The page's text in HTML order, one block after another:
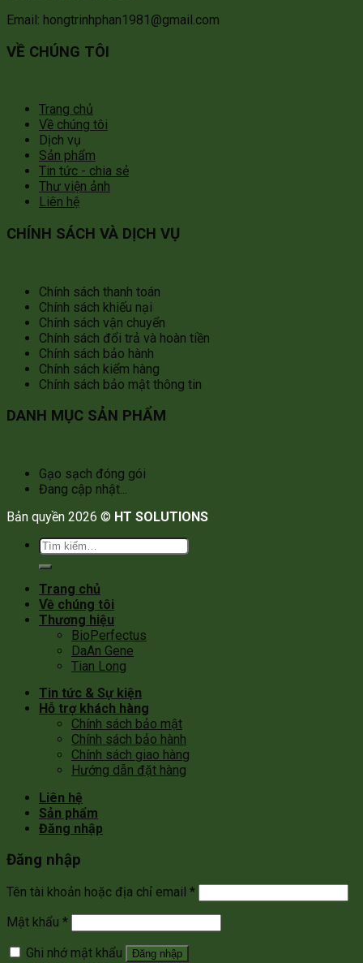
Email: hongtrinhphan1981@gmail.com
VỀ CHÚNG TÔI
Trang chủ
Về chúng tôi
Dịch vụ
Sản phẩm
Tin tức - chia sẻ
Thư viện ảnh
Liên hệ
CHÍNH SÁCH VÀ DỊCH VỤ
Chính sách thanh toán
Chính sách khiếu nại
Chính sách vận chuyển
Chính sách đổi trả và hoàn tiền
Chính sách bảo hành
Chính sách kiểm hàng
Chính sách bảo mật thông tin
DANH MỤC SẢN PHẨM
Gạo sạch đóng gói
Đang cập nhật...
Bản quyền 2026 © HT SOLUTIONS
Tìm
kiếm:
Trang chủ
Về chúng tôi
Thương hiệu
BioPerfectus
DaAn Gene
Tian Long
Tin tức & Sự kiện
Hỗ trợ khách hàng
Chính sách bảo mật
Chính sách bảo hành
Chính sách giao hàng
Hướng dẫn đặt hàng
Liên hệ
Sản phẩm
Đăng nhập
Đăng nhập
Tên tài khoản hoặc địa chỉ email *
Mật khẩu *
Ghi nhớ mật khẩu
Đăng nhập